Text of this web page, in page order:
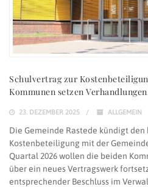
Schulvertrag zur
Kommunen setzen
23. DEZEMBER 2025 ALLGEMEIN
Die Gemeinde Rastede kündigt
Kostenbeteiligung mit der
Quartal 2026 wollen die beiden
über ein neues Vertragswerk
entsprechender Beschluss im